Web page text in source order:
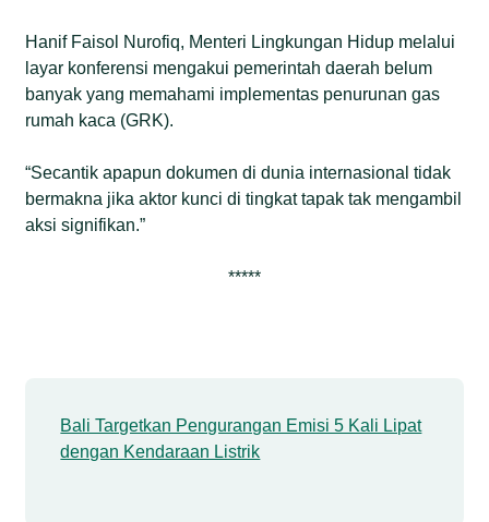
Hanif Faisol Nurofiq, Menteri Lingkungan Hidup melalui
layar konferensi mengakui pemerintah daerah belum
banyak yang memahami implementas penurunan gas
rumah kaca (GRK).
“Secantik apapun dokumen di dunia internasional tidak
bermakna jika aktor kunci di tingkat tapak tak mengambil
aksi signifikan.”
*****
Bali Targetkan Pengurangan Emisi 5 Kali Lipat
dengan Kendaraan Listrik